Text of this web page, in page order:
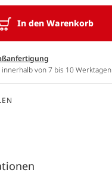
In den Warenkorb
von 7 bis 10 Werktagen